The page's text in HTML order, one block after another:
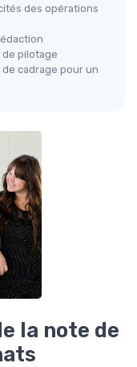
des opérations
pilotage
cadrage pour un
la note de